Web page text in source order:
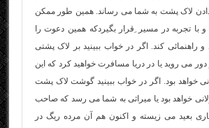
دادن لاک پشت به شما می رساند. همین طور ممکن
تجربه در مسیر ِقرار بگیردکه همین دعوت را
و راهنمائی کند. اگر در خواب ببینید بر لاک پشتی
می روید یا در دریا مسافرت خواهید کرد که این
خواهد بود. اگر در خواب ببینید گوشت لاک پشت
خواهد بود یا میراثی به شما می رسد که صاحب
بعید می زیسته و اکنون هم آن مرده ریگ در